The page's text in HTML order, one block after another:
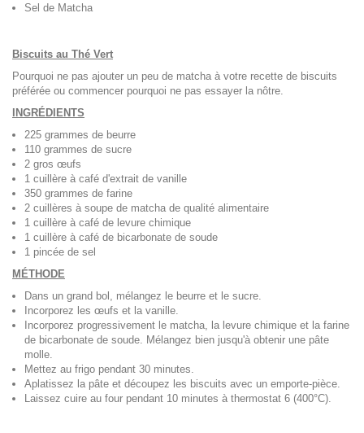
Sel de Matcha
Biscuits au Thé Vert
Pourquoi ne pas ajouter un peu de matcha à votre recette de biscuits
préférée ou commencer pourquoi ne pas essayer la nôtre.
INGRÉDIENTS
225 grammes de beurre
110 grammes de sucre
2 gros œufs
1 cuillère à café d'extrait de vanille
350 grammes de farine
2 cuillères à soupe de matcha de qualité alimentaire
1 cuillère à café de levure chimique
1 cuillère à café de bicarbonate de soude
1 pincée de sel
MÉTHODE
Dans un grand bol, mélangez le beurre et le sucre.
Incorporez les œufs et la vanille.
Incorporez progressivement le matcha, la levure chimique et la farine
de bicarbonate de soude. Mélangez bien jusqu'à obtenir une pâte
molle.
Mettez au frigo pendant 30 minutes.
Aplatissez la pâte et découpez les biscuits avec un emporte-pièce.
Laissez cuire au four pendant 10 minutes à thermostat 6 (400°C).